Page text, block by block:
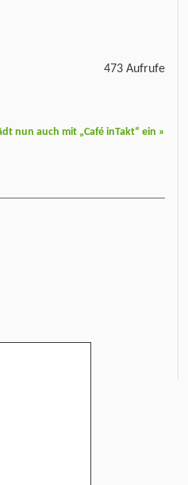
473 Aufrufe
nun auch mit „Café inTakt“ ein »